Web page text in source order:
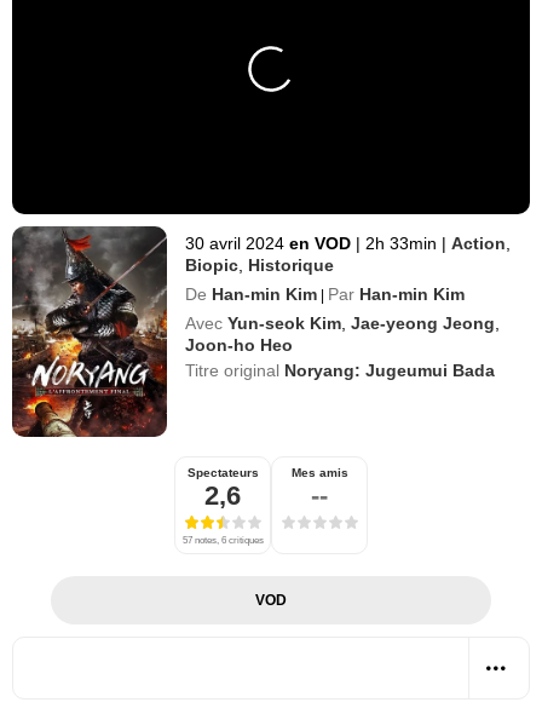
30 avril 2024 en VOD | 2h 33min | Action
Biopic Historique
De Han-min Kim | Par Han-min Kim
Avec Yun-seok Kim ,Jae-yeong Jeong
Joon-ho Heo
Titre original Noryang: Jugeumui Bada
Spectateurs
2,6
57 notes, 6 critiques
Mes amis
--
VOD